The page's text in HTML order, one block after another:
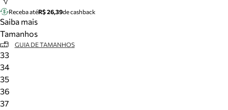
Tire dúvidas sobre pedidos, devoluções e mais.
Meus pedidos
Acompanhe seus pedidos e solicite devoluções.
Receba atéR$ 26,39de cashback
Saiba mais
Tamanhos
GUIA DE TAMANHOS
33
34
35
36
37